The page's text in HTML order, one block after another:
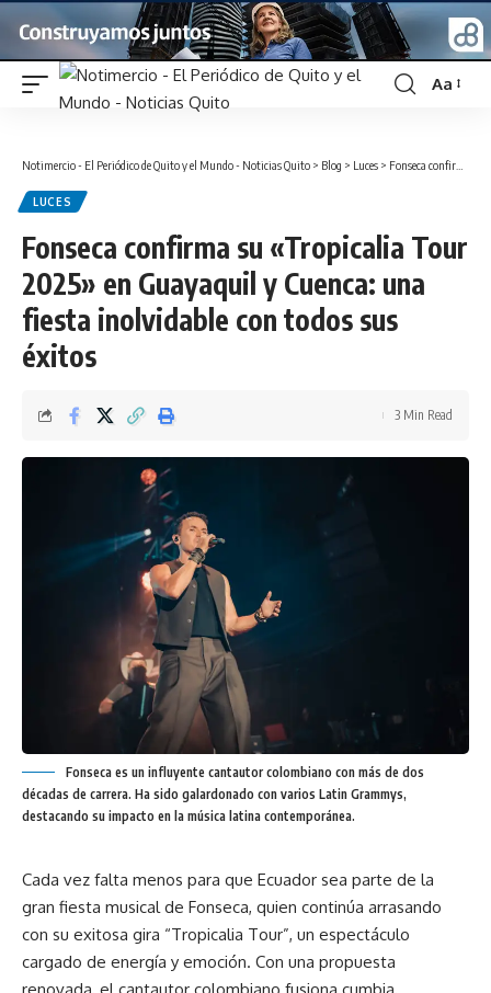
Font
Aa
Notimercio - El Periódico de Quito y el Mundo - Noticias Quito > Blog > Luces > Fonseca confirma su «Tropicalia Tour 2025» en Guayaquil y Cuenca: una fiesta inolvidable con todos sus éxitos
LUCES
Fonseca confirma su «Tropicalia Tour
2025» en Guayaquil y Cuenca: una
fiesta inolvidable con todos sus
éxitos
3 Min Read
Fonseca es un influyente cantautor colombiano con más de dos
décadas de carrera. Ha sido galardonado con varios Latin Grammys,
destacando su impacto en la música latina contemporánea.
Cada vez falta menos para que Ecuador sea parte de la
gran fiesta musical de Fonseca, quien continúa arrasando
con su exitosa gira “Tropicalia Tour”, un espectáculo
cargado de energía y emoción. Con una propuesta